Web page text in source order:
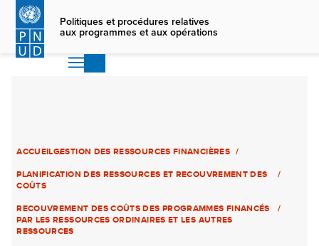
Skip
main
content
Politiques et procédures relatives
aux programmes et aux opérations
ACCUEILGESTION DES RESSOURCES FINANCIÈRES
PLANIFICATION DES RESSOURCES ET RECOUVREMENT DES
COÛTS
RECOUVREMENT DES COÛTS DES PROGRAMMES FINANCÉS
PAR LES RESSOURCES ORDINAIRES ET LES AUTRES
RESSOURCES